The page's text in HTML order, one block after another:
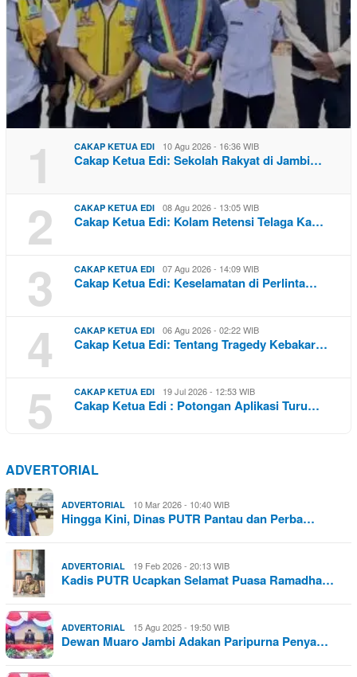
1 CAKAP KETUA EDI 10 Agu 2026 - 16:36 WIB
Cakap Ketua Edi: Sekolah Rakyat di Jambi…
2 CAKAP KETUA EDI 08 Agu 2026 - 13:05 WIB
Cakap Ketua Edi: Kolam Retensi Telaga Ka…
3 CAKAP KETUA EDI 07 Agu 2026 - 14:09 WIB
Cakap Ketua Edi: Keselamatan di Perlinta…
4 CAKAP KETUA EDI 06 Agu 2026 - 02:22 WIB
Cakap Ketua Edi: Tentang Tragedy Kebakar…
5 CAKAP KETUA EDI 19 Jul 2026 - 12:53 WIB
Cakap Ketua Edi : Potongan Aplikasi Turu…
ADVERTORIAL
ADVERTORIAL 10 Mar 2026 - 10:40 WIB
Hingga Kini, Dinas PUTR Pantau dan Perba…
ADVERTORIAL 19 Feb 2026 - 20:13 WIB
Kadis PUTR Ucapkan Selamat Puasa Ramadha…
ADVERTORIAL 15 Agu 2025 - 19:50 WIB
Dewan Muaro Jambi Adakan Paripurna Penya…